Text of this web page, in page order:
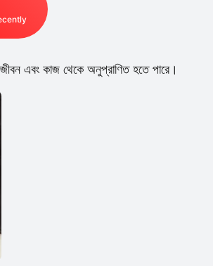
এবং কাজ থেকে অনুপ্রাণিত হতে পারে।